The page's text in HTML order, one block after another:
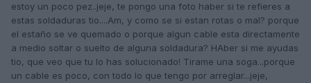
estoy un poco pez..jeje, te pongo una foto haber si te refieres a
estas soldaduras tio....Am, y como se si estan rotas o mal? porque
el estaño se ve quemado o porque algun cable esta directamente
a medio soltar o suelto de alguna soldadura? HAber si me ayudas
tio, que veo que tu lo has solucionado! Tirame una soga...porque
un cable es poco, con todo lo que tengo por arreglar...jeje,